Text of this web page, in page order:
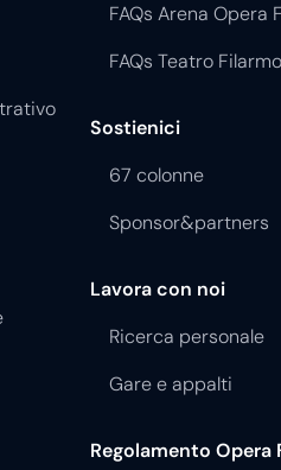
FAQs Arena Opera
FAQs Teatro
Sostienici
67 colonne
Sponsor&partners
Lavora con noi
Ricerca personale
Gare e appalti
Regolamento Opera